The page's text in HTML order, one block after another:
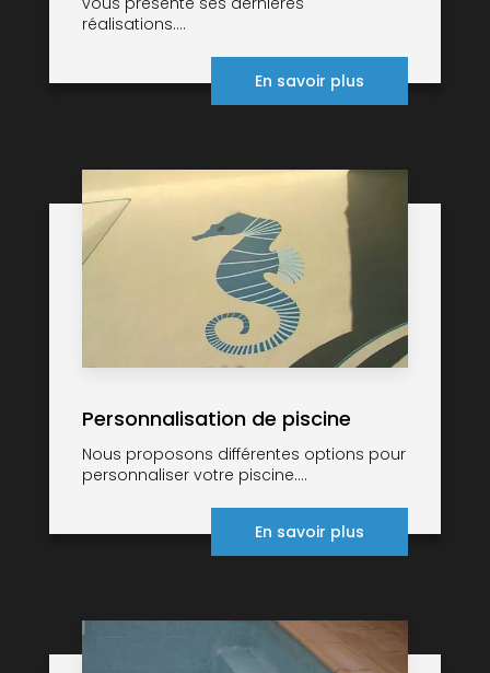
réalisations....
En savoir plus
Personnalisation de piscine
Nous proposons différentes options pour
personnaliser votre piscine....
En savoir plus